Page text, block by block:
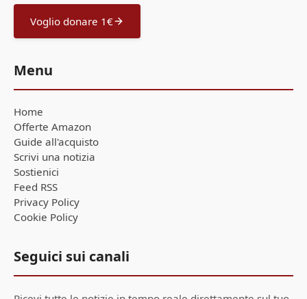
Voglio donare 1€
Menu
Home
Offerte Amazon
Guide all'acquisto
Scrivi una notizia
Sostienici
Feed RSS
Privacy Policy
Cookie Policy
Seguici sui canali